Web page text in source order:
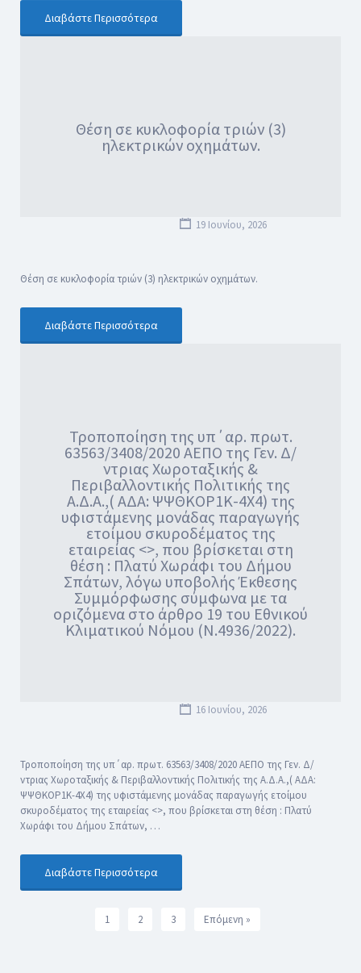
Διαβάστε Περισσότερα
Θέση σε κυκλοφορία τριών (3)
ηλεκτρικών οχημάτων.
19 Ιουνίου, 2026
Θέση σε κυκλοφορία τριών (3) ηλεκτρικών οχημάτων.
Διαβάστε Περισσότερα
Τροποποίηση της υπ΄αρ. πρωτ.
63563/3408/2020 ΑΕΠΟ της Γεν. Δ/
ντριας Χωροταξικής &
Περιβαλλοντικής Πολιτικής της
Α.Δ.Α.,( ΑΔΑ: ΨΨΘΚΟΡ1Κ-4Χ4) της
υφιστάμενης μονάδας παραγωγής
ετοίμου σκυροδέματος της
εταιρείας <>, που βρίσκεται στη
θέση : Πλατύ Χωράφι του Δήμου
Σπάτων, λόγω υποβολής Έκθεσης
Συμμόρφωσης σύμφωνα με τα
οριζόμενα στο άρθρο 19 του Εθνικού
Κλιματικού Νόμου (Ν.4936/2022).
16 Ιουνίου, 2026
Τροποποίηση της υπ΄αρ. πρωτ. 63563/3408/2020 ΑΕΠΟ της Γεν. Δ/
ντριας Χωροταξικής & Περιβαλλοντικής Πολιτικής της Α.Δ.Α.,( ΑΔΑ:
ΨΨΘΚΟΡ1Κ-4Χ4) της υφιστάμενης μονάδας παραγωγής ετοίμου
σκυροδέματος της εταιρείας <>, που βρίσκεται στη θέση : Πλατύ
Χωράφι του Δήμου Σπάτων, …
Διαβάστε Περισσότερα
1 2 3 Επόμενη »